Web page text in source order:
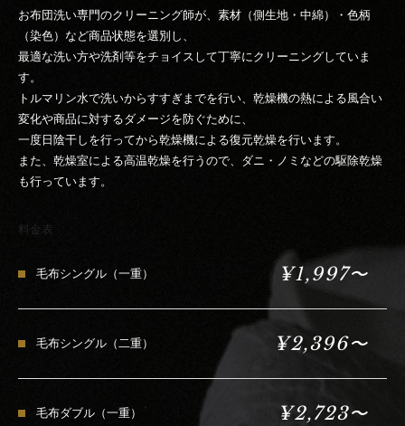
お布団洗い専門のクリーニング師が、素材（側生地・中綿）・色柄
（染色）など商品状態を選別し、
最適な洗い方や洗剤等をチョイスして丁寧にクリーニングしていま
す。
トルマリン水で洗いからすすぎまでを行い、乾燥機の熱による風合い
変化や商品に対するダメージを防ぐために、
一度日陰干しを行ってから乾燥機による復元乾燥を行います。
また、乾燥室による高温乾燥を行うので、ダニ・ノミなどの駆除乾燥
も行っています。
料金表
毛布シングル（一重） ¥1,997〜
毛布シングル（二重） ¥2,396〜
毛布ダブル（一重） ¥2,723〜